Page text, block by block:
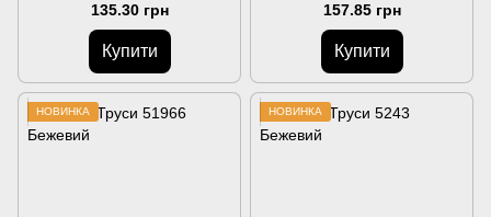
135.30 грн
Купити
157.85 грн
Купити
НОВИНКА НОВИНКА